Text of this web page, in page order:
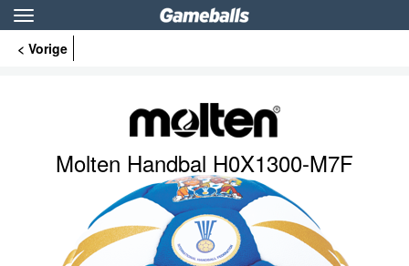
Toggle
navigation
< Vorige
Molten Handbal H0X1300-M7F